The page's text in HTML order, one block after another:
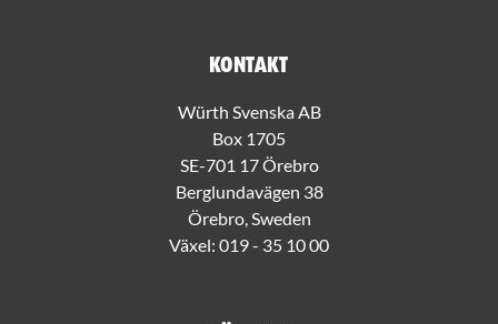
Kontakt
Würth Svenska AB
Box 1705
SE-701 17 Örebro
Berglundavägen 38
Örebro, Sweden
Växel: 019 - 35 10 00